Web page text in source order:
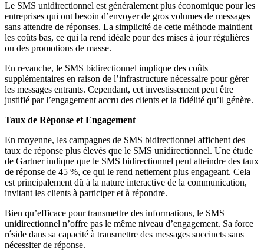
Le SMS unidirectionnel est généralement plus économique pour les
entreprises qui ont besoin d’envoyer de gros volumes de messages
sans attendre de réponses. La simplicité de cette méthode maintient
les coûts bas, ce qui la rend idéale pour des mises à jour régulières
ou des promotions de masse.
En revanche, le SMS bidirectionnel implique des coûts
supplémentaires en raison de l’infrastructure nécessaire pour gérer
les messages entrants. Cependant, cet investissement peut être
justifié par l’engagement accru des clients et la fidélité qu’il génère.
Taux de Réponse et Engagement
En moyenne, les campagnes de SMS bidirectionnel affichent des
taux de réponse plus élevés que le SMS unidirectionnel. Une étude
de Gartner indique que le SMS bidirectionnel peut atteindre des taux
de réponse de 45 %, ce qui le rend nettement plus engageant. Cela
est principalement dû à la nature interactive de la communication,
invitant les clients à participer et à répondre.
Bien qu’efficace pour transmettre des informations, le SMS
unidirectionnel n’offre pas le même niveau d’engagement. Sa force
réside dans sa capacité à transmettre des messages succincts sans
nécessiter de réponse.